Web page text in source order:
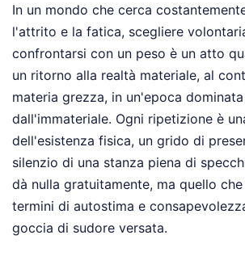
In un mondo che cerca
l'attrito e la fatica, scegliere
confrontarsi con un peso è un atto
un ritorno alla realtà materiale, al
materia grezza, in un'epoca
dall'immateriale. Ogni ripetizione è
dell'esistenza fisica, un grido di
silenzio di una stanza piena di
dà nulla gratuitamente, ma quello
termini di autostima e
goccia di sudore versata.